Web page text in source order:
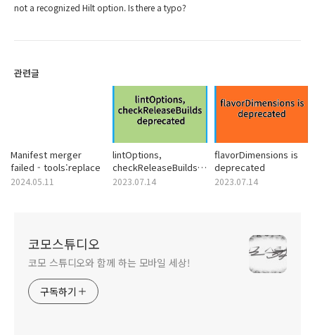
not a recognized Hilt option. Is there a typo?
관련글
Manifest merger
failed - tools:replace
2024.05.11
lintOptions,
checkReleaseBuilds
deprecated
2023.07.14
flavorDimensions is
deprecated
2023.07.14
코모스튜디오
코모 스튜디오와 함께 하는 모바일 세상!
구독하기